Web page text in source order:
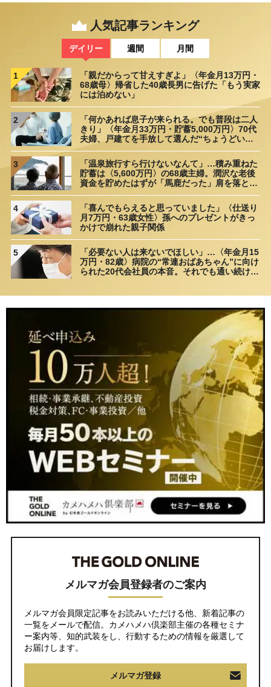
人気記事ランキング
デイリー 週間 月間
1
「親だからって甘えすぎよ」〈年金月13万円・
68歳母〉帰省した40歳長男に告げた「もう実家
には泊めない」
2
「何かあれば息子が来られる。でも普段は二人
きり」〈年金月33万円・貯蓄5,000万円〉70代
夫婦、戸建てを手放して選んだ“ちょうどいい
距離”
3
「温泉旅行すら行けないなんて」…積み重ねた
貯蓄は〈5,600万円〉の68歳主婦。潤沢な老後
資金を貯めたはずが「馬鹿だった」肩を落とす
理由
4
「喜んでもらえると思っていました」〈仕送り
月7万円・63歳女性〉孫へのプレゼントがきっ
かけで崩れた親子関係
5
「必要ない人は来ないでほしい」…〈年金月15
万円・82歳〉病院の“常連おばあちゃん”に向け
られた20代会社員の本音。それでも通い続ける
メルマガ会員登録者のご案内
メルマガ会員限定記事をお読みいただける他、新着記事の
一覧をメールで配信。カメハメハ倶楽部主催の各種セミナ
ー案内等、知的武装をし、行動するための情報を厳選して
お届けします。
メルマガ登録